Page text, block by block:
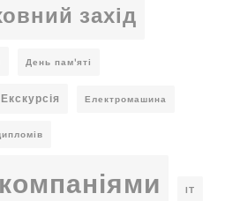
захід
День пам'яті
Екскурсія Електромашина
ІТ